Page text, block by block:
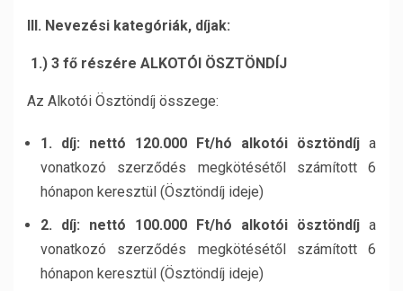
III. Nevezési kategóriák, díjak:
1.) 3 fő részére ALKOTÓI ÖSZTÖNDÍJ
Az Alkotói Ösztöndíj összege:
1. díj: nettó 120.000 Ft/hó alkotói ösztöndíj a
vonatkozó szerződés megkötésétől számított 6
hónapon keresztül (Ösztöndíj ideje)
2. díj: nettó 100.000 Ft/hó alkotói ösztöndíj a
vonatkozó szerződés megkötésétől számított 6
hónapon keresztül (Ösztöndíj ideje)